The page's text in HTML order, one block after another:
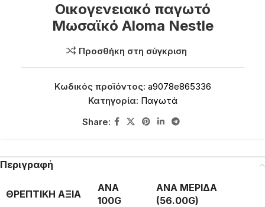
Οικογενειακό παγωτό
Μωσαϊκό Aloma Nestle
Προσθήκη στη σύγκριση
Κωδικός προϊόντος: a9078e865336
Κατηγορία: Παγωτά
Share:
Περιγραφή
ΘΡΕΠΤΙΚΗ ΑΞΙΑ
ΑΝΑ
100G
ΑΝΑ ΜΕΡΙΔΑ
(56.00G)